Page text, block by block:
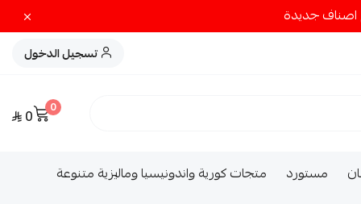
تسجيل الدخول
0
0
مستورد
متجات كورية واندونيسيا وماليزية متنوعة